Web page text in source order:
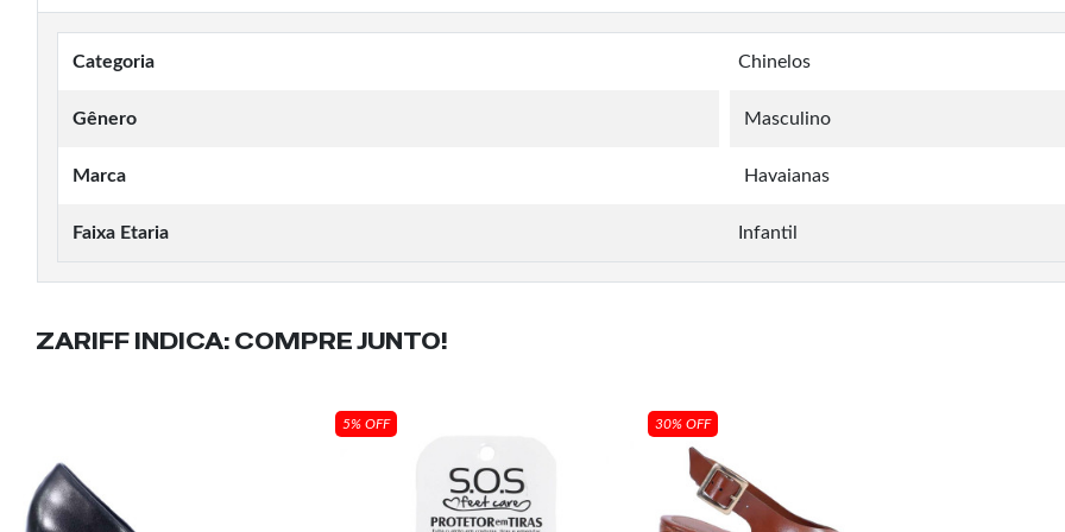
Categoria Chinelos
Gênero Masculino
Marca Havaianas
Faixa Etaria Infantil
ZARIFF INDICA: COMPRE JUNTO!
5% OFF 30% OFF